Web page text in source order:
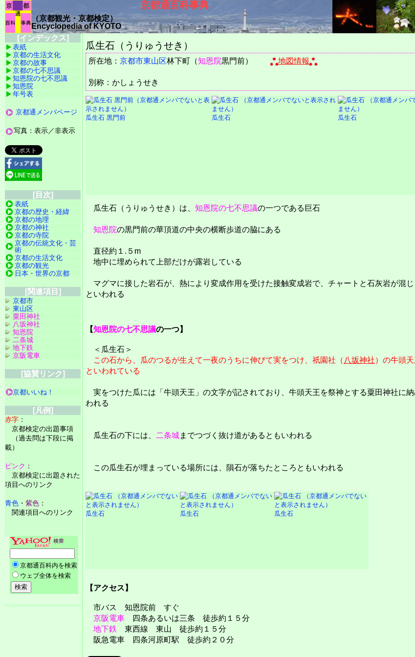
京都通百科事典
（京都観光・京都検定）
Encyclopedia of KYOTO
瓜生石（うりゅうせき）
所在地： 京都市東山区林下町（知恩院黒門前） 地図情報
別称：かしょうせき
瓜生石 黒門前 瓜生石 瓜生石
瓜生石（うりゅうせき）は、 知恩院の七不思議の一つである巨石
知恩院の黒門前の華頂道の中央の横断歩道の脇にある
直径約１.５m
地中に埋められて上部だけが露岩している
マグマに接した岩石が、熱により変成作用を受けた接触変成岩で、チャートと石灰岩が混
といわれる
【知恩院の七不思議の一つ】
＜瓜生石＞
この石から、瓜のつるが生えて一夜のうちに伸びて実をつけ、祇園社（ 八坂神社）の牛頭
といわれている
実をつけた瓜には「牛頭天王」の文字が記されており、牛頭天王を祭神とする粟田神社に
われる
瓜生石の下には、 二条城までつづく抜け道があるともいわれる
この瓜生石が埋まっている場所には、隕石が落ちたところともいわれる
瓜生石 瓜生石 瓜生石
【アクセス】
市バス 知恩院前 すぐ
京阪電車 四条あるいは三条 徒歩約１５分
地下鉄 東西線 東山 徒歩約１５分
阪急電車 四条河原町駅 徒歩約２０分
[インデックス]
表紙
京都の生活文化
京都の故事
京都の七不思議
知恩院の七不思議
知恩院
年号表
京都通メンバページ
写真：表示／非表示
[目次]
表紙
京都の歴史・経緯
京都の地理
京都の神社
京都の寺院
京都の伝統文化・芸
術
京都の生活文化
京都の観光
日本・世界の京都
[関連項目]
京都市
東山区
粟田神社
八坂神社
知恩院
二条城
地下鉄
京阪電車
[協賛リンク]
京都いいね！
[凡例]
赤字 ：
京都検定の出題事項
（過去問は下段に掲
載）
ピンク ：
京都検定に出題された
項目へのリンク
青色 ・ 紫色 ：
関連項目へのリンク